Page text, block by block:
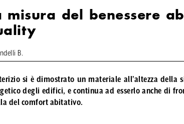
misura del benessere
B.
si è dimostrato un materiale all’altezza della
degli edifici, e continua ad esserlo anche di
del comfort abitativo.